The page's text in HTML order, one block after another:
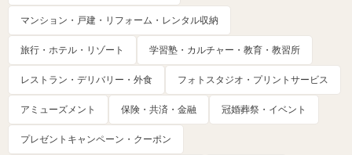
マンション・戸建・リフォーム・レンタル収納
旅行・ホテル・リゾート 学習塾・カルチャー・教育・教習所
レストラン・デリバリー・外食 フォトスタジオ・プリントサービス
アミューズメント 保険・共済・金融 冠婚葬祭・イベント
プレゼントキャンペーン・クーポン